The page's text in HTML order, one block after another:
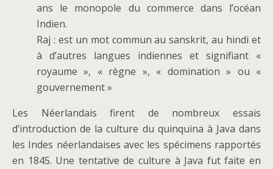
ans le monopole du commerce dans l’océan
Indien.
Raj : est un mot commun au sanskrit, au hindi et
à d’autres langues indiennes et signifiant «
royaume », « règne », « domination » ou «
gouvernement »
Les Néerlandais firent de nombreux essais
d’introduction de la culture du quinquina à Java dans
les Indes néerlandaises avec les spécimens rapportés
en 1845. Une tentative de culture à Java fut faite en